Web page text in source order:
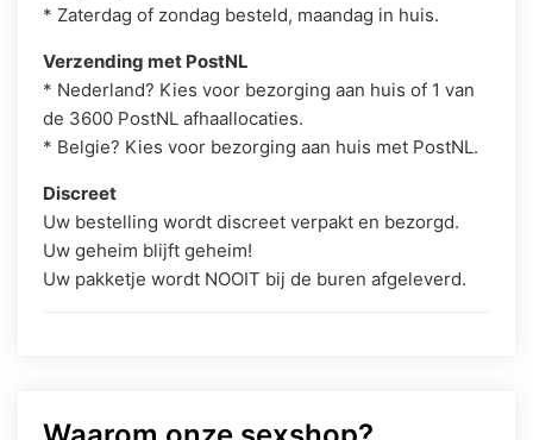
* Zaterdag of zondag besteld, maandag in huis.
Verzending met PostNL
* Nederland? Kies voor bezorging aan huis of 1 van
de 3600 PostNL afhaallocaties.
* Belgie? Kies voor bezorging aan huis met PostNL.
Discreet
Uw bestelling wordt discreet verpakt en bezorgd.
Uw geheim blijft geheim!
Uw pakketje wordt NOOIT bij de buren afgeleverd.